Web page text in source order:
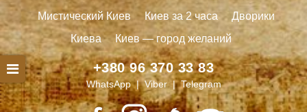
Мистический Киев
Киев за 2 часа
Дворики
Киева
Киев — город желаний
+380 96 370 33 83
WhatsApp | Viber | Telegram